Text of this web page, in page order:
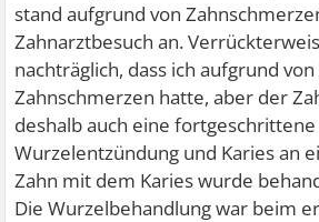
stand aufgrund von
Zahnarztbesuch an.
nachträglich, dass ich aufgrund
Zahnschmerzen hatte, aber der
deshalb auch eine fortgeschrittene
Wurzelentzündung und Karies an
Zahn mit dem Karies wurde
Die Wurzelbehandlung war beim